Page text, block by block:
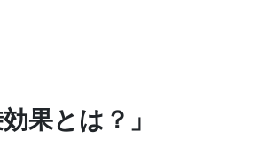
果とは？」